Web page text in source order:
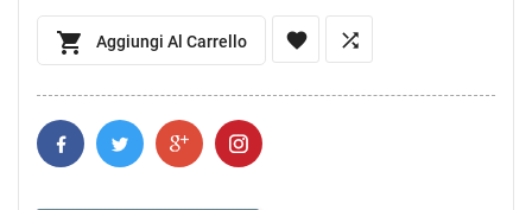
 Aggiungi Al Carrello  